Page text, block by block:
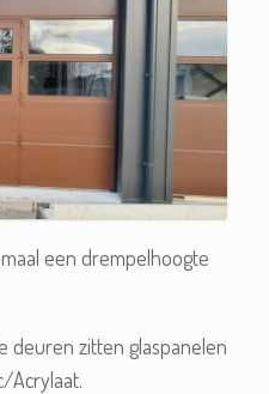
een drempelhoogte
deuren zitten glaspanelen
Acrylaat.